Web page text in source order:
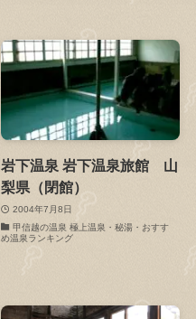
岩下温泉 岩下温泉旅館 山
梨県（閉館）
2004年7月8日
甲信越の温泉 極上温泉・秘湯・おすす
め温泉ランキング